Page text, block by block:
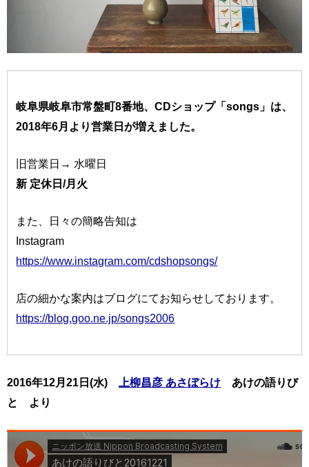
岐阜県岐阜市常盤町8番地、CDショップ「songs」は、
2018年6月より営業日が増えました。
旧営業日→ 水曜日
新 定休日/月火
また、日々の簡略告知は
Instagram
https://www.instagram.com/cdshopsongs/
店の細かな案内はブログにてお知らせしております。
https://blog.goo.ne.jp/songs2006
2016年12月21日(水) 上柳昌彦 あさぼらけ あけの語りび
と より